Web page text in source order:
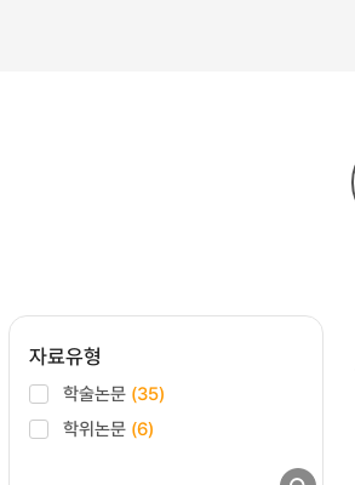
자료유형
학술논문 (35)
학위논문 (6)